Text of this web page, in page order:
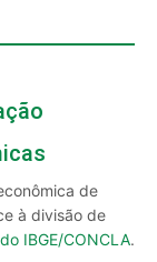
de
à divisão de
IBGE/CONCLA.